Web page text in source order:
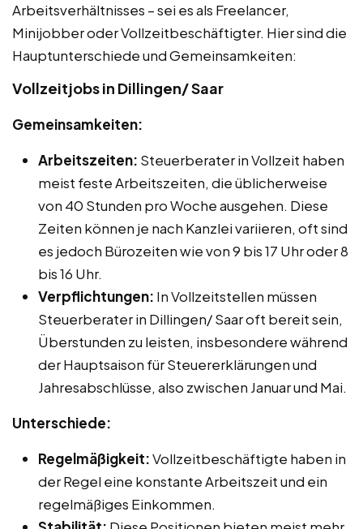
Arbeitsverhältnisses – sei es als Freelancer,
Minijobber oder Vollzeitbeschäftigter. Hier sind die
Hauptunterschiede und Gemeinsamkeiten:
Vollzeitjobs in Dillingen/ Saar
Gemeinsamkeiten:
Arbeitszeiten: Steuerberater in Vollzeit haben
meist feste Arbeitszeiten, die üblicherweise
von 40 Stunden pro Woche ausgehen. Diese
Zeiten können je nach Kanzlei variieren, oft sind
es jedoch Bürozeiten wie von 9 bis 17 Uhr oder 8
bis 16 Uhr.
Verpflichtungen: In Vollzeitstellen müssen
Steuerberater in Dillingen/ Saar oft bereit sein,
Überstunden zu leisten, insbesondere während
der Hauptsaison für Steuererklärungen und
Jahresabschlüsse, also zwischen Januar und Mai.
Unterschiede:
Regelmäßigkeit:Vollzeitbeschäftigte haben in
der Regel eine konstante Arbeitszeit und ein
regelmäßiges Einkommen.